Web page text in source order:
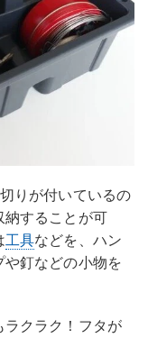
りが付いているの
納することが可
工具などを、ハン
や釘などの小物を
ラクラク！フタが